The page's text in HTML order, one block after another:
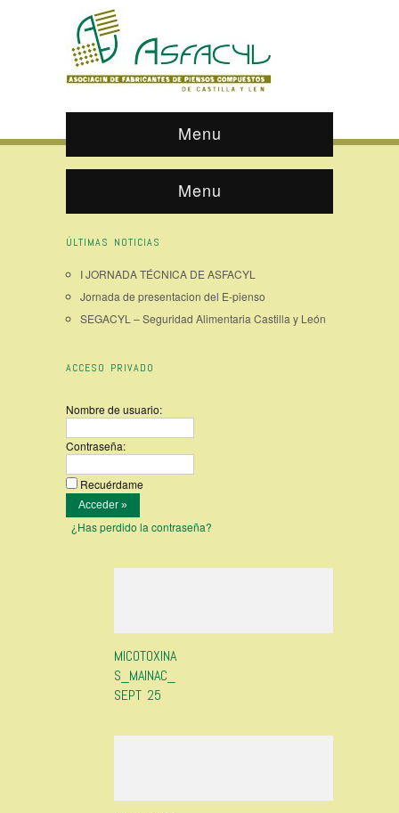
Menu
Menu
ÚLTIMAS NOTICIAS
I JORNADA TÉCNICA DE ASFACYL
Jornada de presentacion del E-pienso
SEGACYL – Seguridad Alimentaria Castilla y León
ACCESO PRIVADO
Nombre de usuario:
Contraseña:
Recuérdame
¿Has perdido la contraseña?
MICOTOXINA
S_MAINAC_
SEPT 25